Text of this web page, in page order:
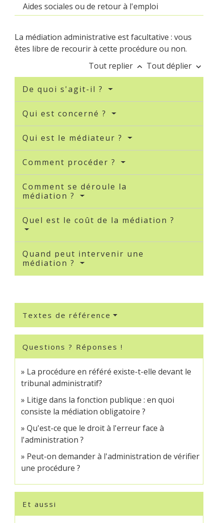
Aides sociales ou de retour à l'emploi
La médiation administrative est facultative : vous
êtes libre de recourir à cette procédure ou non.
Tout replier keyboard_arrow_up Tout déplier keyboard_arrow_down
De quoi s'agit-il ?
Qui est concerné ?
Qui est le médiateur ?
Comment procéder ?
Comment se déroule la
médiation ?
Quel est le coût de la médiation ?
Quand peut intervenir une
médiation ?
Textes de référence
Questions ? Réponses !
La procédure en référé existe-t-elle devant le
tribunal administratif?
Litige dans la fonction publique : en quoi
consiste la médiation obligatoire ?
Qu'est-ce que le droit à l'erreur face à
l'administration ?
Peut-on demander à l'administration de vérifier
une procédure ?
Et aussi